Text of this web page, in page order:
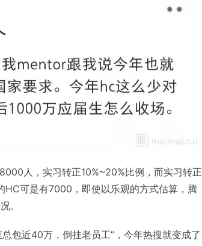
人，实习转正10%~20%比例，而实习转正
HC可是有7000，即使以乐观的方式估算，腾
。
包近40万，倒挂老员工”，今年热搜就变成了